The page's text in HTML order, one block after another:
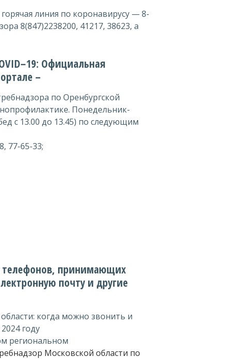
линия по коронавирусу — 8-
8(847)2238200, 41217, 38623, а
Официальная
–
по Оренбургской
Понедельник-
с 13.00 до 13.45) по следующим
77-65-33;
телефонов, принимающих
почту и другие
когда можно звонить и
году
региональном
Московской области по